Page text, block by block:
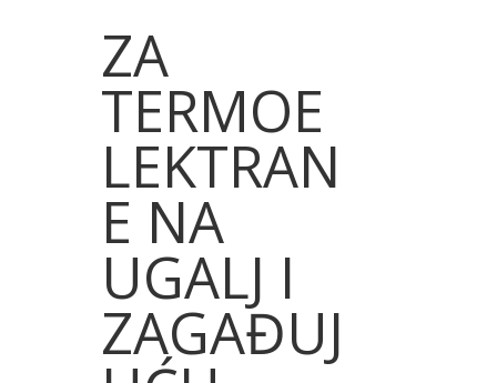
ZA
TERMOE
LEKTRAN
E NA
UGALJ I
ZAGAĐUJ